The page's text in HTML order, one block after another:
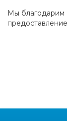
Мы благодарим